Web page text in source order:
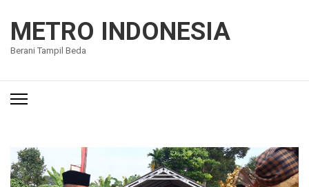
konten
(Tekan
METRO INDONESIA
Berani Tampil Beda